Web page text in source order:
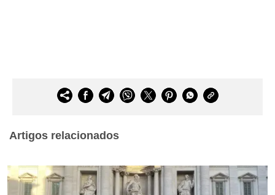
Artigos relacionados